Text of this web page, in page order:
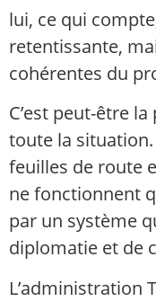
lui, ce qui
retentissante,
cohérentes du
C’est peut-être
toute la situation.
feuilles de route
ne fonctionnent
par un système
diplomatie et de
L’administration